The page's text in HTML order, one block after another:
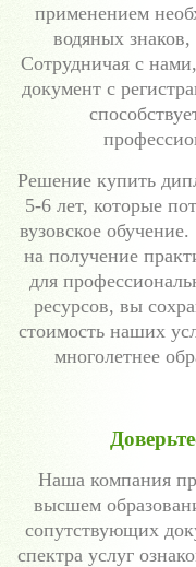
применением
водяных
Сотрудничая с
документ с
Решение купить
5-6 лет, которые
вузовское
на получение
для
ресурсов, вы
стоимость наших
многолетнее
Наша компания
высшем
сопутствующих
спектра услуг